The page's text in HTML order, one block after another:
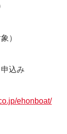
）
込み
ehonboat/